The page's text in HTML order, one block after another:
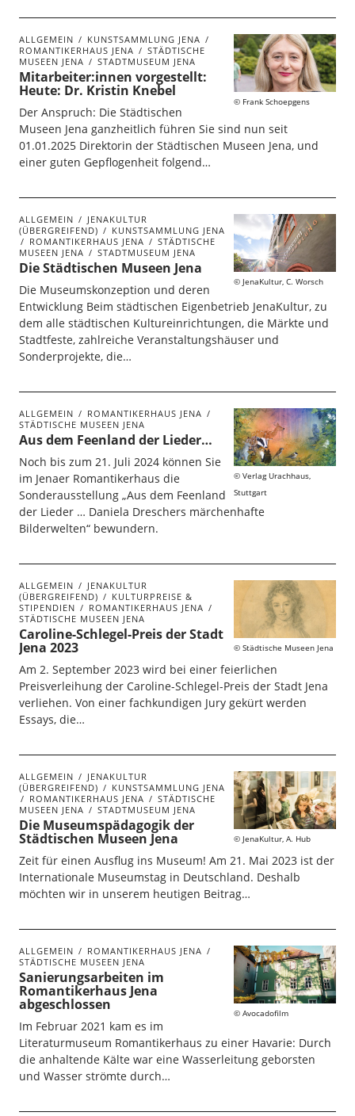
Frank Schoepgens
ALLGEMEIN
KUNSTSAMMLUNG JENA
ROMANTIKERHAUS JENA
STÄDTISCHE
MUSEEN JENA
STADTMUSEUM JENA
Mitarbeiter:innen vorgestellt:
Heute: Dr. Kristin Knebel
Der Anspruch: Die Städtischen
Museen Jena ganzheitlich führen Sie sind nun seit
01.01.2025 Direktorin der Städtischen Museen Jena, und
einer guten Gepflogenheit folgend…
JenaKultur, C. Worsch
ALLGEMEIN
JENAKULTUR
(ÜBERGREIFEND)
KUNSTSAMMLUNG JENA
ROMANTIKERHAUS JENA
STÄDTISCHE
MUSEEN JENA
STADTMUSEUM JENA
Die Städtischen Museen Jena
Die Museumskonzeption und deren
Entwicklung Beim städtischen Eigenbetrieb JenaKultur, zu
dem alle städtischen Kultureinrichtungen, die Märkte und
Stadtfeste, zahlreiche Veranstaltungshäuser und
Sonderprojekte, die…
Verlag Urachhaus,
Stuttgart
ALLGEMEIN
ROMANTIKERHAUS JENA
STÄDTISCHE MUSEEN JENA
Aus dem Feenland der Lieder…
Noch bis zum 21. Juli 2024 können Sie
im Jenaer Romantikerhaus die
Sonderausstellung „Aus dem Feenland
der Lieder … Daniela Dreschers märchenhafte
Bilderwelten“ bewundern.
Städtische Museen Jena
ALLGEMEIN
JENAKULTUR
(ÜBERGREIFEND)
KULTURPREISE &
STIPENDIEN
ROMANTIKERHAUS JENA
STÄDTISCHE MUSEEN JENA
Caroline-Schlegel-Preis der Stadt
Jena 2023
Am 2. September 2023 wird bei einer feierlichen
Preisverleihung der Caroline-Schlegel-Preis der Stadt Jena
verliehen. Von einer fachkundigen Jury gekürt werden
Essays, die…
JenaKultur, A. Hub
ALLGEMEIN
JENAKULTUR
(ÜBERGREIFEND)
KUNSTSAMMLUNG JENA
ROMANTIKERHAUS JENA
STÄDTISCHE
MUSEEN JENA
STADTMUSEUM JENA
Die Museumspädagogik der
Städtischen Museen Jena
Zeit für einen Ausflug ins Museum! Am 21. Mai 2023 ist der
Internationale Museumstag in Deutschland. Deshalb
möchten wir in unserem heutigen Beitrag…
Avocadofilm
ALLGEMEIN
ROMANTIKERHAUS JENA
STÄDTISCHE MUSEEN JENA
Sanierungsarbeiten im
Romantikerhaus Jena
abgeschlossen
Im Februar 2021 kam es im
Literaturmuseum Romantikerhaus zu einer Havarie: Durch
die anhaltende Kälte war eine Wasserleitung geborsten
und Wasser strömte durch…